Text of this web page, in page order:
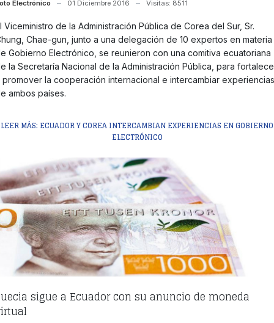
Electrónico 01 Diciembre 2016 Visitas: 8511
Viceministro de la Administración Pública de Corea del Sur, Sr.
Chae-gun, junto a una delegación de 10 expertos en materia
Gobierno Electrónico, se reunieron con una comitiva ecuatoriana
la Secretaría Nacional de la Administración Pública, para
promover la cooperación internacional e intercambiar
ambos países.
LEER MÁS: ECUADOR Y COREA INTERCAMBIAN EXPERIENCIAS EN GOBIERNO
ELECTRÓNICO
sigue a Ecuador con su anuncio de moneda